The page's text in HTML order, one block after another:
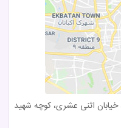
اثنی عشری، کوچه شهید